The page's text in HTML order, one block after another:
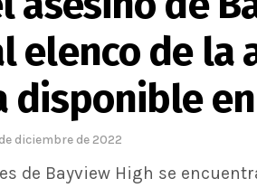
elenco de
disponible
diciembre de 2022
de Bayview High se